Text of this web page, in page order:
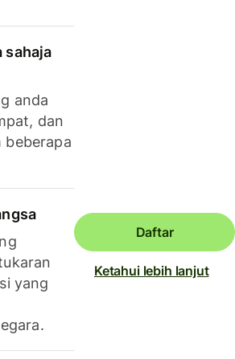
sahaja
anda
dan
beberapa
yang
Daftar
Ketahui lebih lanjut